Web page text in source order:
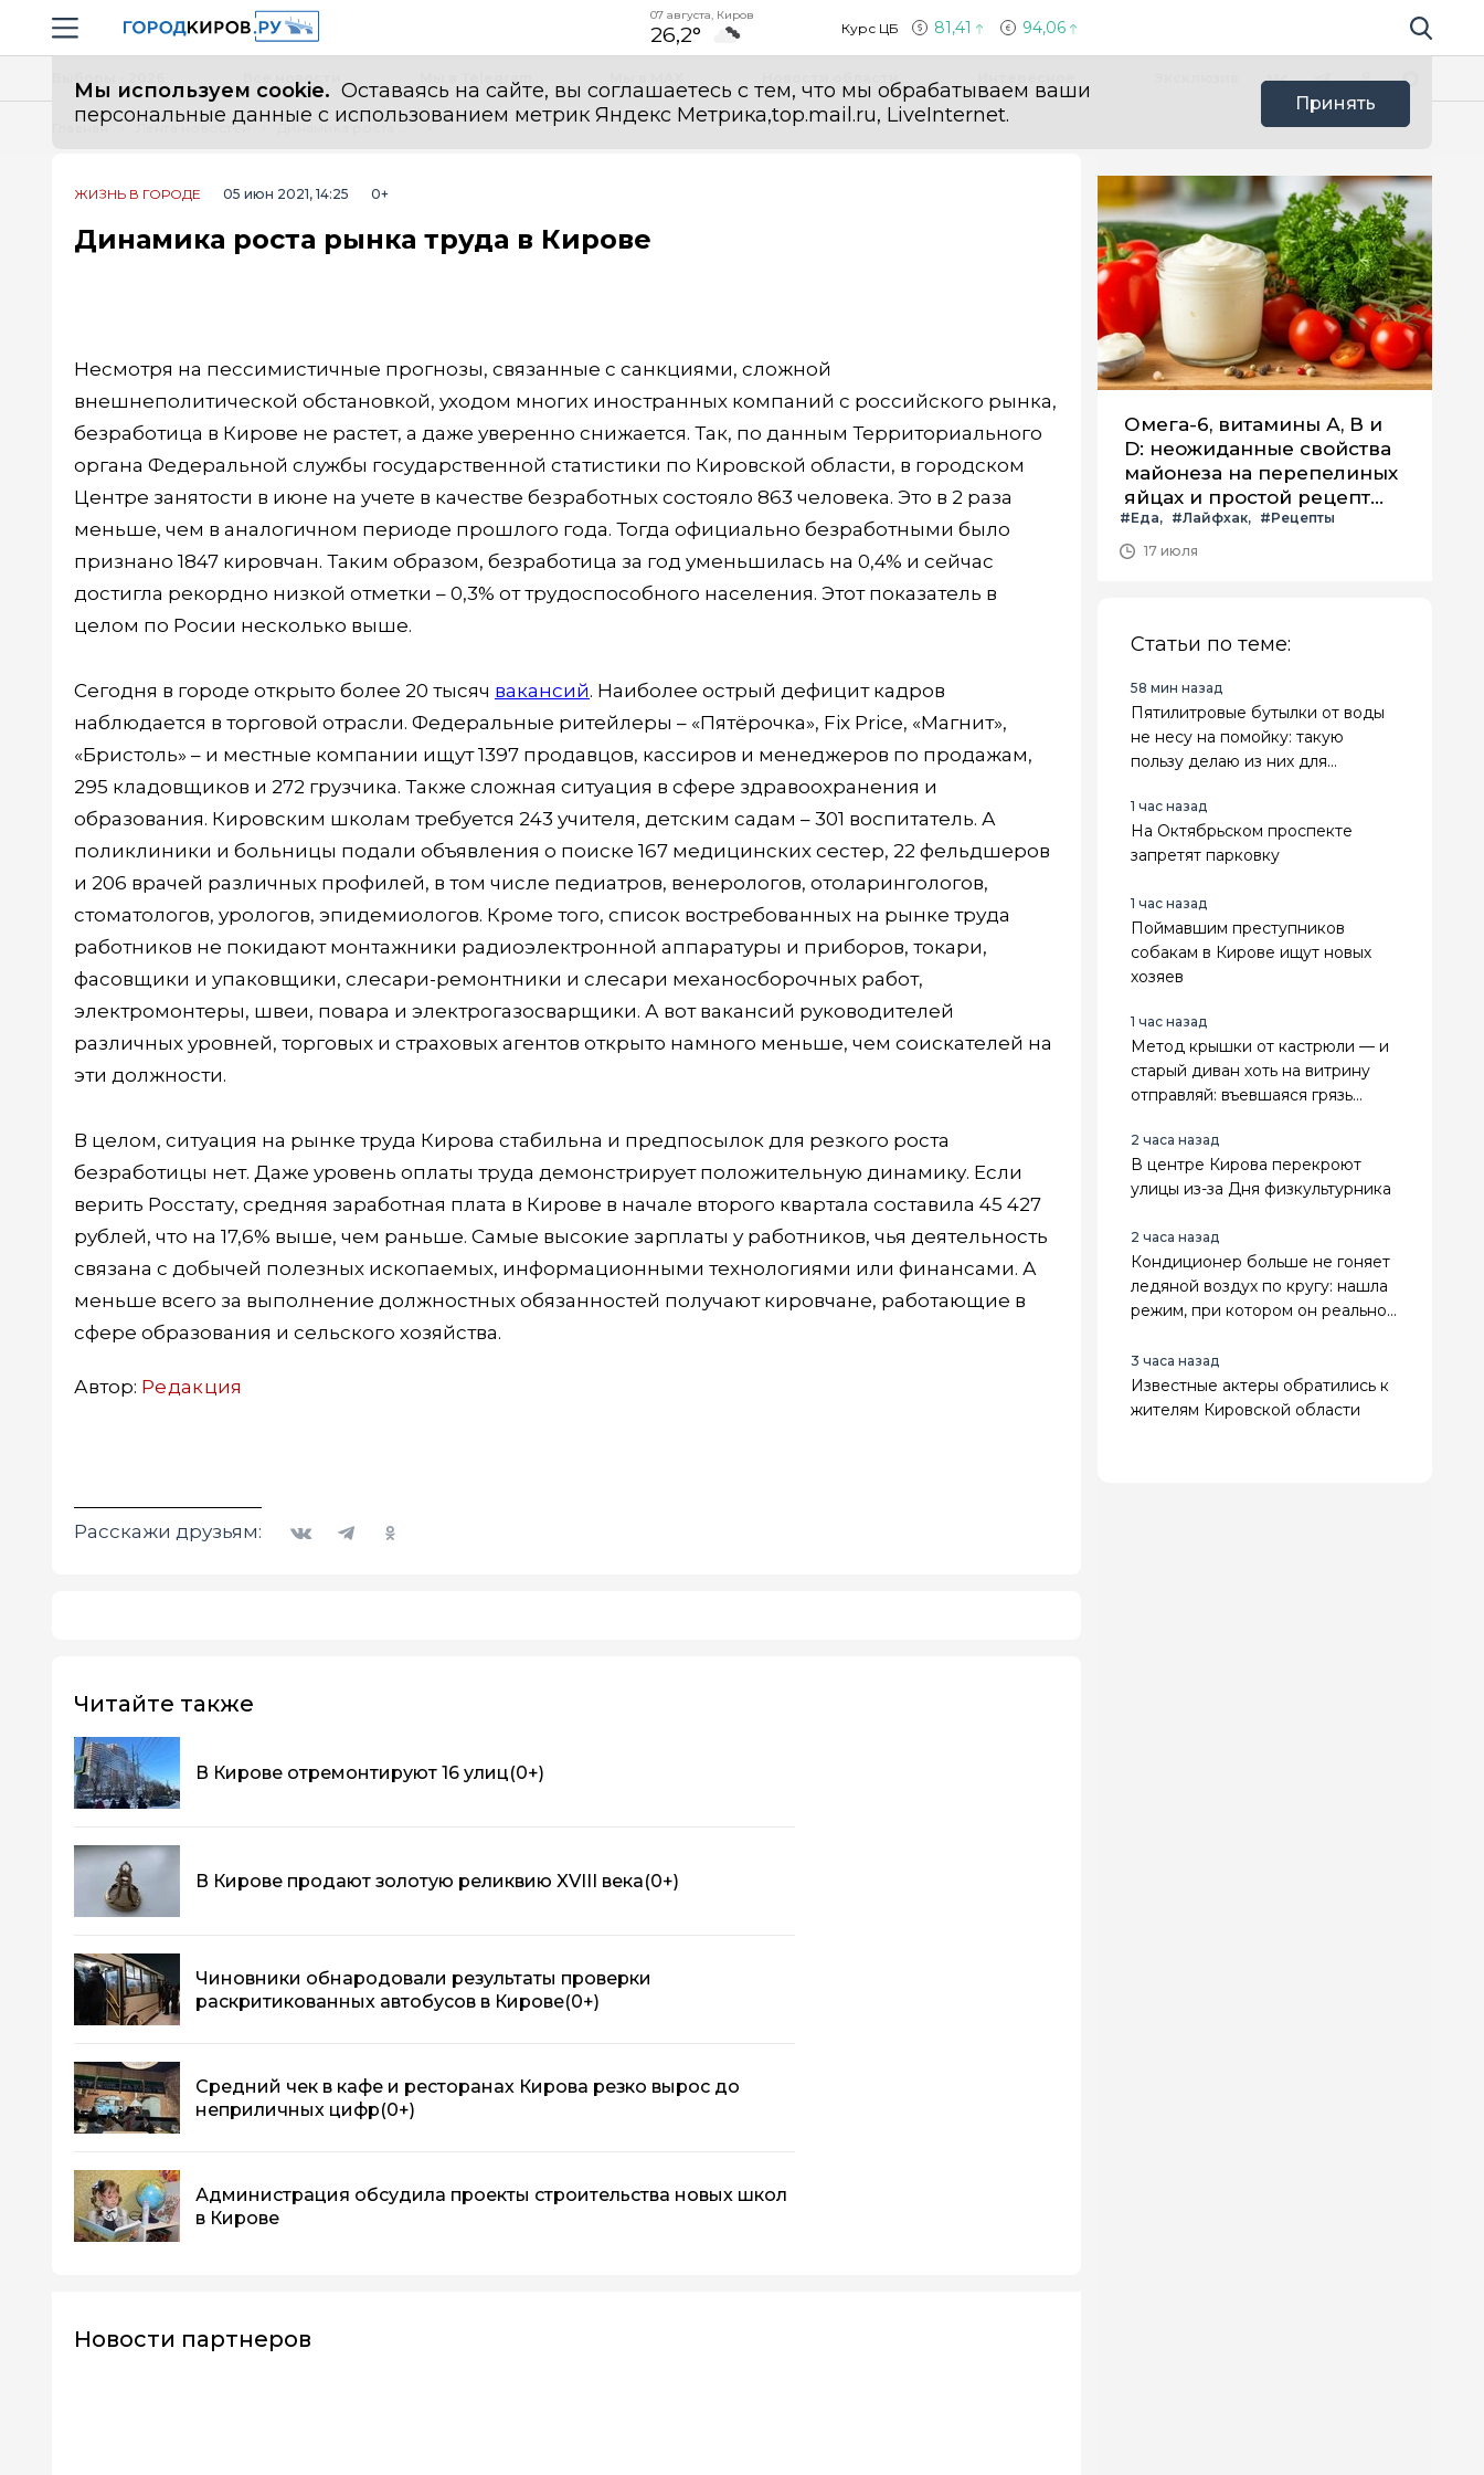
Навигация сайта
07 августа, Киров
26,2° Курс ЦБ 81,41 94,06 Поиск по
Мы используем cookie. Оставаясь на сайте, вы соглашаетесь с тем, что мы обрабатываем ваши
персональные данные с использованием метрик Яндекс Метрика,top.mail.ru, LiveInternet.
Принять
Все новости
Главная Лента новостей
ЖИЗНЬ В ГОРОДЕ 05 июн 2021, 14:25 0+
Динамика роста рынка труда в Кирове
Несмотря на пессимистичные прогнозы, связанные с санкциями, сложной
внешнеполитической обстановкой, уходом многих иностранных компаний с российского рынка,
безработица в Кирове не растет, а даже уверенно снижается. Так, по данным Территориального
органа Федеральной службы государственной статистики по Кировской области, в городском
Центре занятости в июне на учете в качестве безработных состояло 863 человека. Это в 2 раза
меньше, чем в аналогичном периоде прошлого года. Тогда официально безработными было
признано 1847 кировчан. Таким образом, безработица за год уменьшилась на 0,4% и сейчас
достигла рекордно низкой отметки – 0,3% от трудоспособного населения. Этот показатель в
целом по Росии несколько выше.
Сегодня в городе открыто более 20 тысяч вакансий. Наиболее острый дефицит кадров
наблюдается в торговой отрасли. Федеральные ритейлеры – «Пятёрочка», Fix Price, «Магнит»,
«Бристоль» – и местные компании ищут 1397 продавцов, кассиров и менеджеров по продажам,
295 кладовщиков и 272 грузчика. Также сложная ситуация в сфере здравоохранения и
образования. Кировским школам требуется 243 учителя, детским садам – 301 воспитатель. А
поликлиники и больницы подали объявления о поиске 167 медицинских сестер, 22 фельдшеров
и 206 врачей различных профилей, в том числе педиатров, венерологов, отоларингологов,
стоматологов, урологов, эпидемиологов. Кроме того, список востребованных на рынке труда
работников не покидают монтажники радиоэлектронной аппаратуры и приборов, токари,
фасовщики и упаковщики, слесари-ремонтники и слесари механосборочных работ,
электромонтеры, швеи, повара и электрогазосварщики. А вот вакансий руководителей
различных уровней, торговых и страховых агентов открыто намного меньше, чем соискателей на
эти должности.
В целом, ситуация на рынке труда Кирова стабильна и предпосылок для резкого роста
безработицы нет. Даже уровень оплаты труда демонстрирует положительную динамику. Если
верить Росстату, средняя заработная плата в Кирове в начале второго квартала составила 45 427
рублей, что на 17,6% выше, чем раньше. Самые высокие зарплаты у работников, чья деятельность
связана с добычей полезных ископаемых, информационными технологиями или финансами. А
меньше всего за выполнение должностных обязанностей получают кировчане, работающие в
сфере образования и сельского хозяйства.
Автор: Редакция
Расскажи друзьям:
Читайте также
В Кирове отремонтируют 16 улиц(0+)
В Кирове продают золотую реликвию XVIII века(0+)
Чиновники обнародовали результаты проверки
раскритикованных автобусов в Кирове(0+)
Средний чек в кафе и ресторанах Кирова резко вырос до
неприличных цифр(0+)
Администрация обсудила проекты строительства новых школ
в Кирове
Новости партнеров
Омега-6, витамины А, В и
D: неожиданные свойства
майонеза на перепелиных
яйцах и простой рецепт
летнего салата с ним
#Еда #Лайфхак
#Рецепты
17 июля
Статьи по теме:
58 мин назад
Пятилитровые бутылки от воды
не несу на помойку: такую
пользу делаю из них для
классных идей
1 час назад
На Октябрьском проспекте
запретят парковку
1 час назад
Поймавшим преступников
собакам в Кирове ищут новых
хозяев
1 час назад
Метод крышки от кастрюли — и
старый диван хоть на витрину
отправляй: въевшаяся грязь
2 часа назад
В центре Кирова перекроют
улицы из-за Дня физкультурника
2 часа назад
Кондиционер больше не гоняет
ледяной воздух по кругу: нашла
режим, при котором он реально
3 часа назад
Известные актеры обратились к
жителям Кировской области